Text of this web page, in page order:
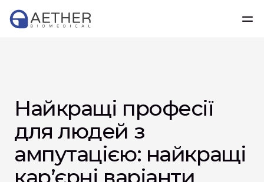
Найкращі професії
для людей з
ампутацією: найкращі
кар’єрні варіанти